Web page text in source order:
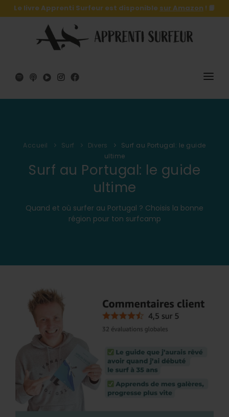
Le livre Apprenti Surfeur est disponible sur Amazon ! 📙
SURF
LE LIVRE 🔥
SHOP
Accueil Surf Divers
Surf au Portugal: le guide
ultime
Surf au Portugal: le guide
ultime
Quand et où surfer au Portugal ? Choisis la bonne
région pour ton surfcamp